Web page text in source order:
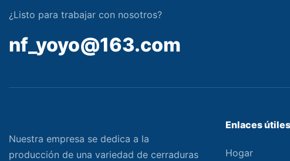
¿Listo para trabajar con nosotros?
nf_yoyo@163.com
Nuestra empresa se dedica a la
producción de una variedad de cerraduras
Enlaces útiles
Hogar